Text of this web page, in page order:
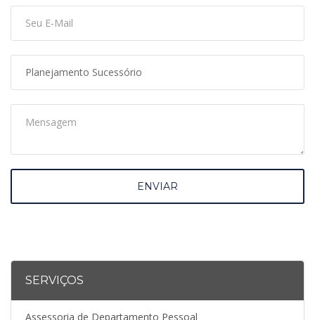
ENVIAR
SERVIÇOS
Assessoria de Departamento Pessoal